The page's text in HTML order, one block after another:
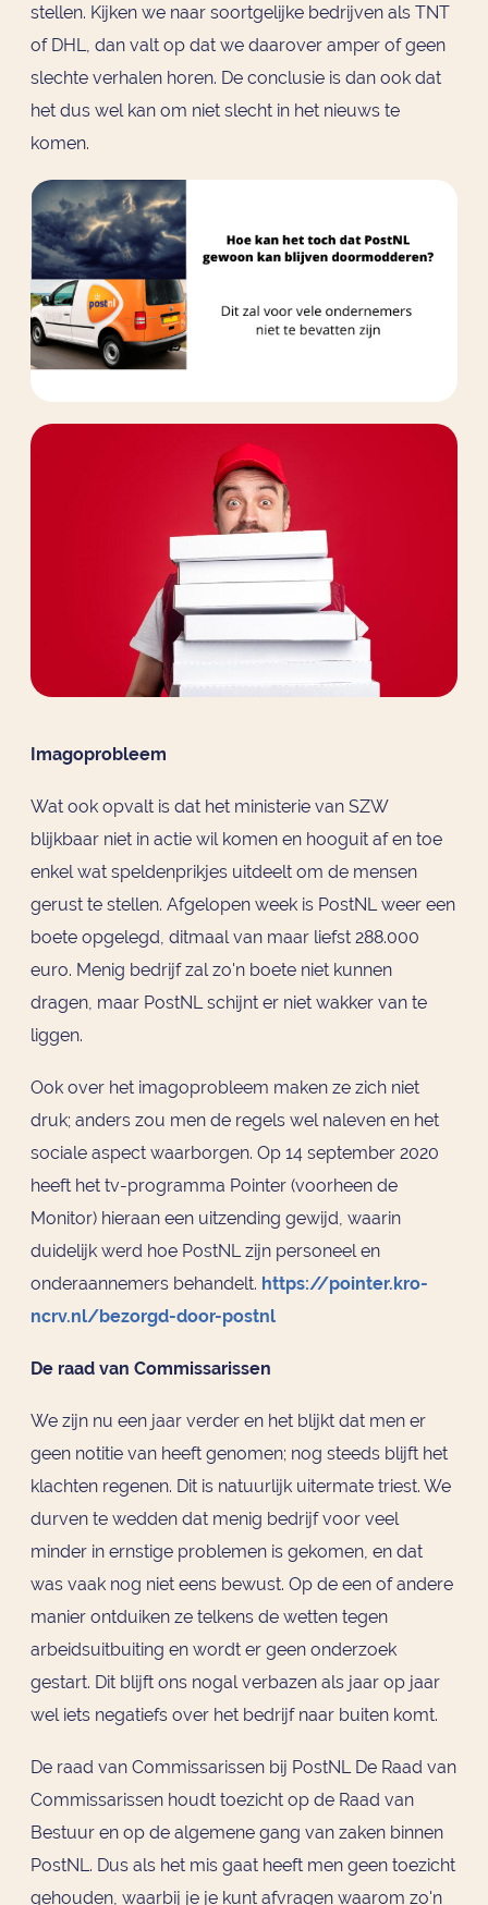
stellen. Kijken we naar soortgelijke bedrijven als TNT
of DHL, dan valt op dat we daarover amper of geen
slechte verhalen horen. De conclusie is dan ook dat
het dus wel kan om niet slecht in het nieuws te
komen.
Imagoprobleem
Wat ook opvalt is dat het ministerie van SZW
blijkbaar niet in actie wil komen en hooguit af en toe
enkel wat speldenprikjes uitdeelt om de mensen
gerust te stellen. Afgelopen week is PostNL weer een
boete opgelegd, ditmaal van maar liefst 288.000
euro. Menig bedrijf zal zo'n boete niet kunnen
dragen, maar PostNL schijnt er niet wakker van te
liggen.
Ook over het imagoprobleem maken ze zich niet
druk; anders zou men de regels wel naleven en het
sociale aspect waarborgen. Op 14 september 2020
heeft het tv-programma Pointer (voorheen de
Monitor) hieraan een uitzending gewijd, waarin
duidelijk werd hoe PostNL zijn personeel en
onderaannemers behandelt. https://pointer.kro-
ncrv.nl/bezorgd-door-postnl
De raad van Commissarissen
We zijn nu een jaar verder en het blijkt dat men er
geen notitie van heeft genomen; nog steeds blijft het
klachten regenen. Dit is natuurlijk uitermate triest. We
durven te wedden dat menig bedrijf voor veel
minder in ernstige problemen is gekomen, en dat
was vaak nog niet eens bewust. Op de een of andere
manier ontduiken ze telkens de wetten tegen
arbeidsuitbuiting en wordt er geen onderzoek
gestart. Dit blijft ons nogal verbazen als jaar op jaar
wel iets negatiefs over het bedrijf naar buiten komt.
De raad van Commissarissen bij PostNL De Raad van
Commissarissen houdt toezicht op de Raad van
Bestuur en op de algemene gang van zaken binnen
PostNL. Dus als het mis gaat heeft men geen toezicht
gehouden, waarbij je je kunt afvragen waarom zo'n